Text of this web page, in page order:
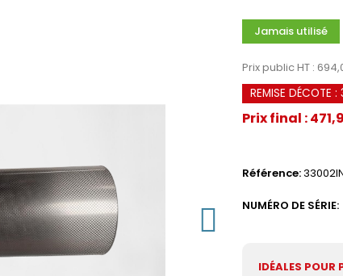
Jamais utilisé
Prix public HT :
REMISE DÉCOTE :
Prix final :
Référence
NUMÉRO DE SÉRIE:
IDÉALES POUR